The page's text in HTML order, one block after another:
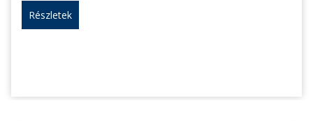
Részletek